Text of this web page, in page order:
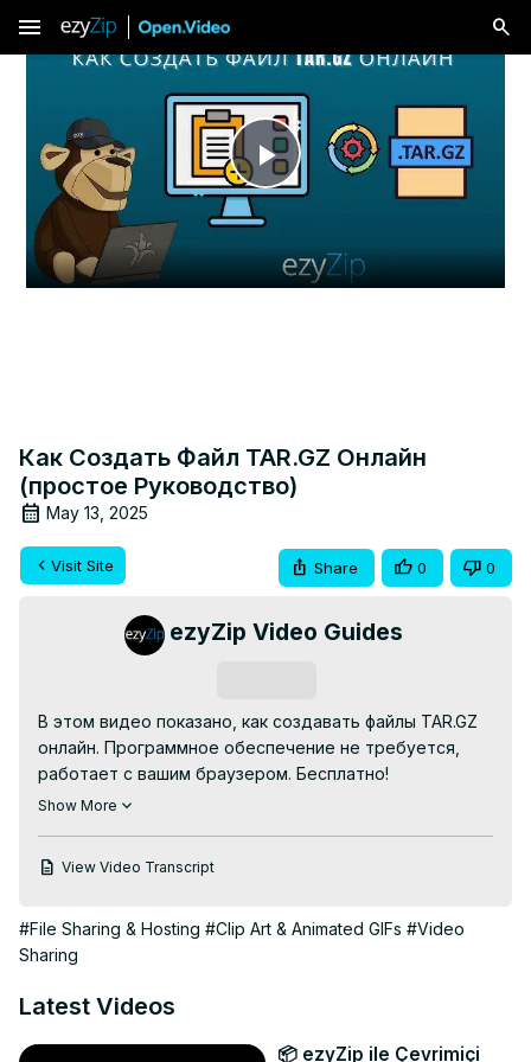
menu
Play
Video
Как Создать Файл TAR.GZ Онлайн
(простое Руководство)
May 13, 2025
Visit Site Share 0 0
ezyZip Video Guides
В этом видео показано, как создавать файлы TAR.GZ
онлайн. Программное обеспечение не требуется,
работает с вашим браузером. Бесплатно!
Перейти к: https://www.ezyzip.com/ru-create-tar-gz.html
Нажмите «Выбрать файлы для архивирования»,
Перетащите файлы прямо в ezyZip.
2. (Необязательно) Установите желаемый уровень
«Создать файл TAR.GZ».
Show More
View Video Transcript
#File Sharing & Hosting #Clip Art & Animated GIFs #Video
Sharing
Latest Videos
📦 ezyZip ile Çevrimiçi